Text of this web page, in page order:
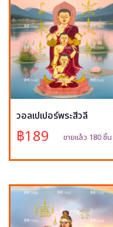
วอลเปเปอร์พระสีวลี
฿189 ขายแล้ว 180 ชิ้น